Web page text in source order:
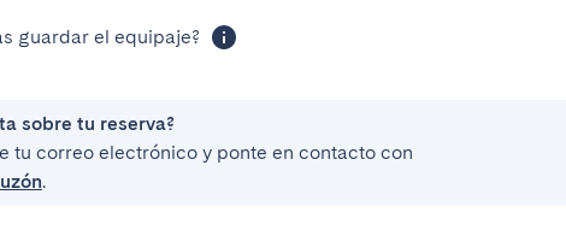
guardar el equipaje?
sobre tu reserva?
tu correo electrónico y ponte en contacto con
.